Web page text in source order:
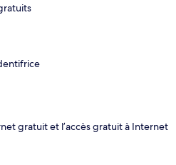
gratuit et l’accès gratuit à Internet